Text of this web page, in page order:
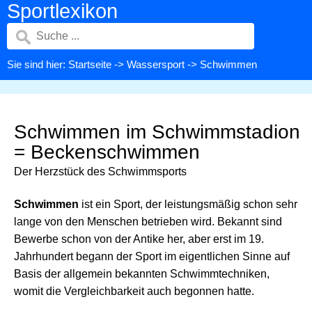
Sportlexikon
Sie sind hier: Startseite -> Wassersport -> Schwimmen
Schwimmen im Schwimmstadion
= Beckenschwimmen
Der Herzstück des Schwimmsports
Schwimmen ist ein Sport, der leistungsmäßig schon sehr
lange von den Menschen betrieben wird. Bekannt sind
Bewerbe schon von der Antike her, aber erst im 19.
Jahrhundert begann der Sport im eigentlichen Sinne auf
Basis der allgemein bekannten Schwimmtechniken,
womit die Vergleichbarkeit auch begonnen hatte.